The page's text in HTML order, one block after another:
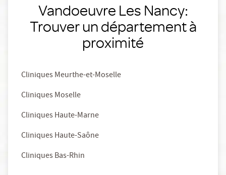
Vandoeuvre Les Nancy:
Trouver un département à
proximité
Cliniques Meurthe-et-Moselle
Cliniques Moselle
Cliniques Haute-Marne
Cliniques Haute-Saône
Cliniques Bas-Rhin